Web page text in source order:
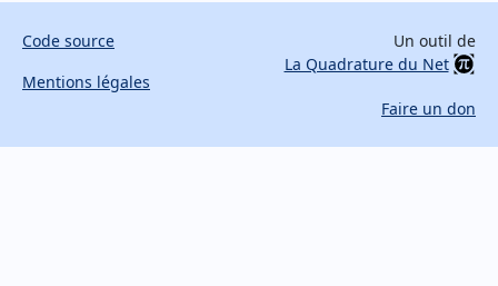
Code source
Mentions légales
Un outil de
La Quadrature du Net
Faire un don